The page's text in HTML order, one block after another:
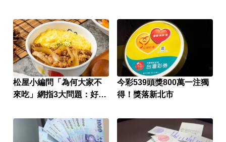
松屋小編問「為何大家不
來吃」網指3大問題：好牌
今彩539頭獎800萬一注獨
得！獎落新北市